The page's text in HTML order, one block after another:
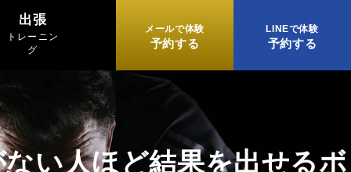
出張
トレーニン
グ
メールで体験
予約する
LINEで体験
予約する
い人ほど結果を出せるボ